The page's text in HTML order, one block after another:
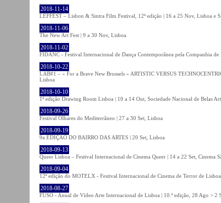
2018-11-14
LEFFEST – Lisbon & Sintra Film Festival, 12ª edição | 16 a 25 Nov, Lisboa e
2018-11-06
The New Art Fest | 9 a 30 Nov, Lisboa
2018-11-02
FIDANC - Festival Internacional de Dança Contemporânea pela Companhia
2018-10-22
LAB#1 – « For a Brave New Brussels » ARTISTIC VERSUS
Lisboa
2018-10-10
1ª edição Drawing Room Lisboa | 10 a 14 Out, Sociedade Nacional de Belas
2018-09-26
Festival Olhares do Mediterrâneo | 27 a 30 Set, Lisboa
2018-09-19
9a EDIÇÃO DO BAIRRO DAS ARTES | 20 Set, Lisboa
2018-09-13
Queer Lisboa – Festival Internacional de Cinema Queer | 14 a 22 Set, Cinema
2018-09-04
12ª edição do MOTELX - Festival Internacional de Cinema de Terror de
2018-08-27
FUSO - Anual de Vídeo Arte Internacional de Lisboa | 10.ª edição, 28 Ago > 2